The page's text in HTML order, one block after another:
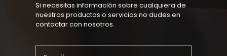
Si necesitas información sobre cualquiera de
nuestros productos o servicios no dudes en
contactar con nosotros.